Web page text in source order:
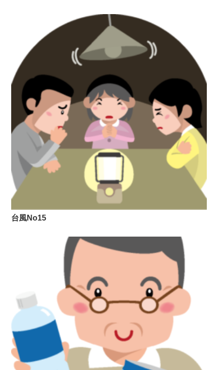
台風No15